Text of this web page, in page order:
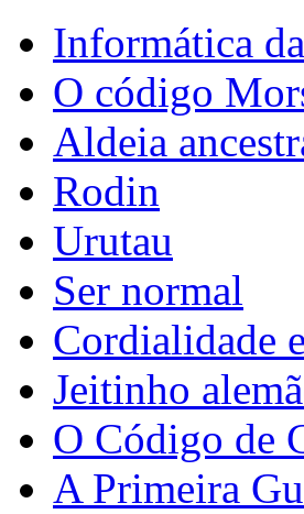
Informática
O código
Aldeia
Rodin
Urutau
Ser normal
Cordialidade
Jeitinho
O Código de
A Primeira